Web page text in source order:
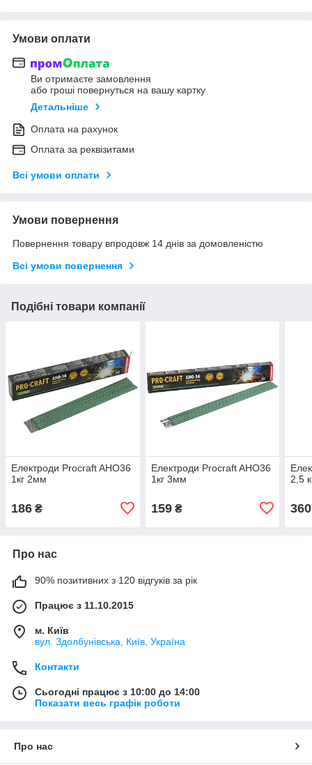
Умови оплати
Ви отримаєте замовлення
або гроші повернуться на вашу картку
Детальніше
Оплата на рахунок
Оплата за реквізитами
Всі умови оплати
Умови повернення
Повернення товару впродовж 14 днів за домовленістю
Всі умови повернення
Подібні товари компанії
Електроди Procraft AHO36
1кг 2мм
186 ₴
Електроди Procraft AHO36
1кг 3мм
159₴
2,5
360
Про нас
90% позитивних з 120 відгуків за рік
Працює з 11.10.2015
м. Київ
вул. Здолбунівська, Київ, Україна
Контакти
Сьогодні працює з 10:00 до 14:00
Показати весь графік роботи
Про нас